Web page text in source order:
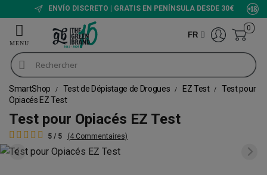
ENVÍO DISCRETO | GRATIS EN PENÍNSULA DESDE 30€
FR
0
SmartShop Test de Dépistage de Drogues EZ Test
Test pour
Opiacés EZ Test
Test pour Opiacés EZ Test
5 / 5 (4 Commentaires)